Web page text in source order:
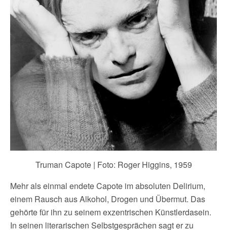
Truman Capote | Foto: Roger Higgins, 1959
Mehr als einmal endete Capote im absoluten Delirium,
einem Rausch aus Alkohol, Drogen und Übermut. Das
gehörte für ihn zu seinem exzentrischen Künstlerdasein.
In seinen literarischen Selbstgesprächen sagt er zu